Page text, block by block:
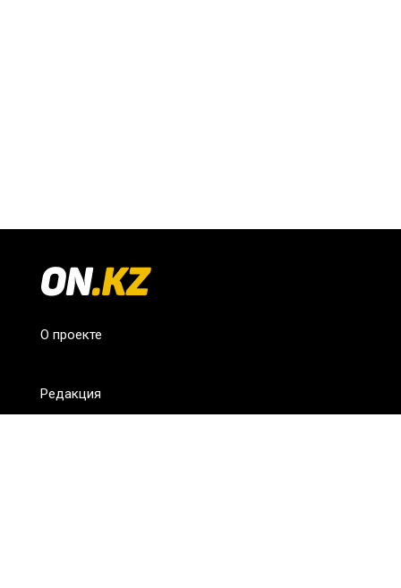
О проекте
Редакция